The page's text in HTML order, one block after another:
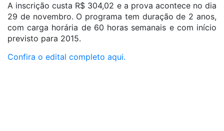
A inscrição custa R$ 304,02 e a prova acontece no dia
29 de novembro. O programa tem duração de 2 anos,
com carga horária de 60 horas semanais e com início
previsto para 2015.
Confira o edital completo aqui.